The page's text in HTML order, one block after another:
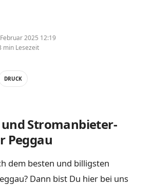
2025 12:19
min Lesezeit
DRUCK
Stromanbieter-
Peggau
dem besten und billigsten
Dann bist Du hier bei uns